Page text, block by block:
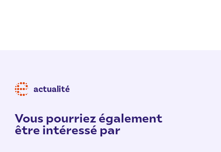
actualité
Vous pourriez également
être intéressé par